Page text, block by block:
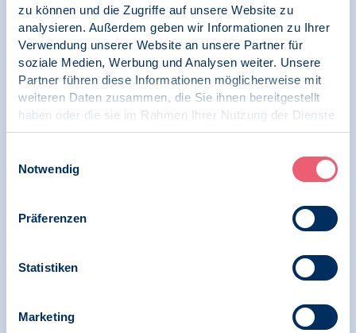
zu können und die Zugriffe auf unsere Website zu
analysieren. Außerdem geben wir Informationen zu Ihrer
Verwendung unserer Website an unsere Partner für
soziale Medien, Werbung und Analysen weiter. Unsere
Partner führen diese Informationen möglicherweise mit
weiteren Daten zusammen, die Sie ihnen bereitgestellt
haben oder die sie im Rahmen Ihrer Nutzung der Dienste
gesammelt haben.
Notwendig
Präferenzen
Statistiken
Marketing
Die psychotherapeutische Versorgung der
Bevölkerung ist in Gefahr – doch die
Bundesregierung handelt nicht
14.10.2024
und keine Hilfe findet